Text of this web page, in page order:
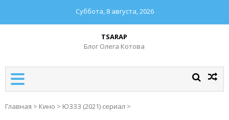
Суббота, 8 августа, 2026
TSARAP
Блог Олега Котова
Главная > Кино > ЮЗЗЗ (2021) сериал >